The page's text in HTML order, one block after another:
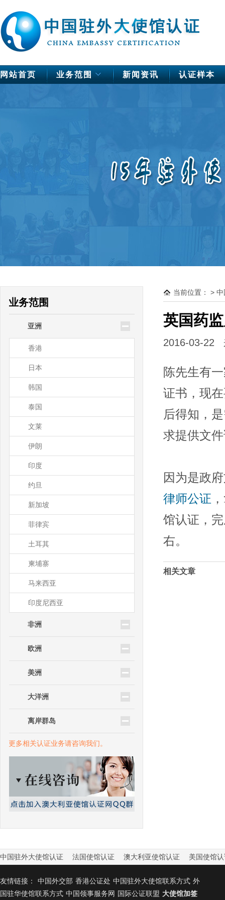
网站首页 业务范围 新闻资讯 认证样本
芬兰
新西兰
瑙鲁
业务范围
亚洲
香港
日本
韩国
泰国
文莱
伊朗
印度
约旦
新加坡
菲律宾
土耳其
柬埔寨
马来西亚
印度尼西亚
非洲
欧洲
美洲
大洋洲
离岸群岛
更多相关认证业务请咨询我们。
当前位置： > 中
英国药
2016-03-22
陈先生有
证书，现
后得知，
求提供文
因为是政
律师公证
馆认证，
右。
相关文章
中国驻外大使馆认证 法国使馆认证 澳大利亚使馆认证 美国使馆
友情链接： 中国外交部 香港公证处 中国驻外大使馆联系方式 外
国驻华使馆联系方式 中国领事服务网 国际公证联盟 大使馆加签